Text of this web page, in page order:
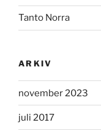
Tanto Norra
ARKIV
november 2023
juli 2017